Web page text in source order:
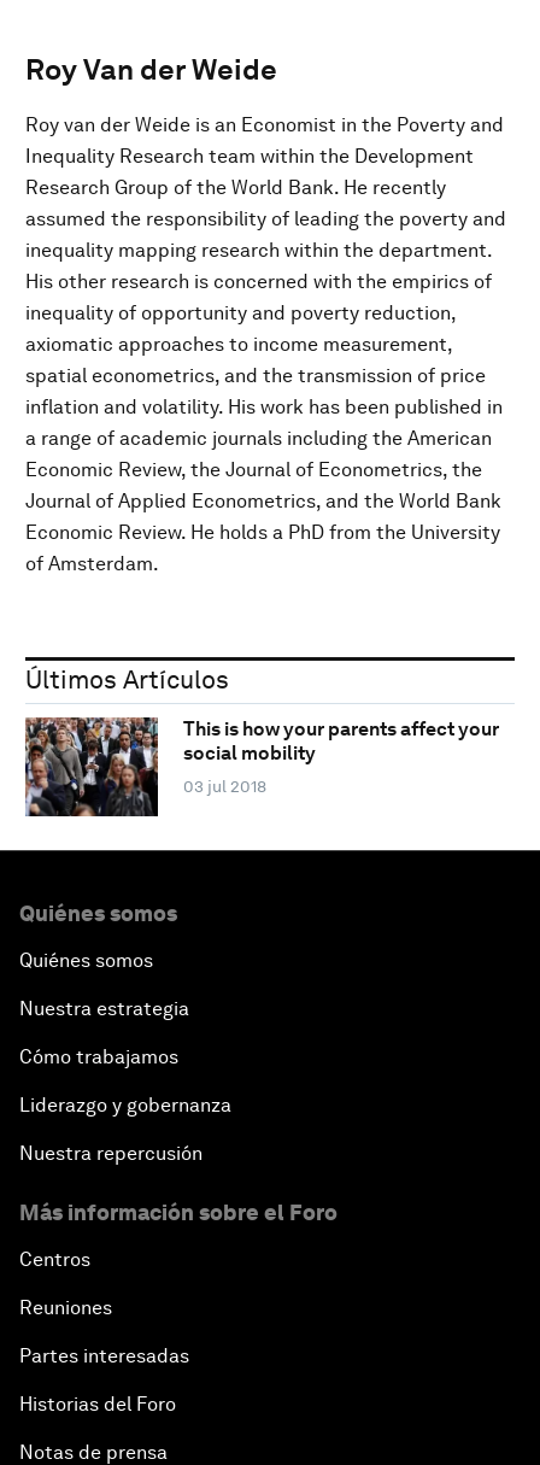
Roy Van der Weide
Roy van der Weide is an Economist in the Poverty and
Inequality Research team within the Development
Research Group of the World Bank. He recently
assumed the responsibility of leading the poverty and
inequality mapping research within the department.
His other research is concerned with the empirics of
inequality of opportunity and poverty reduction,
axiomatic approaches to income measurement,
spatial econometrics, and the transmission of price
inflation and volatility. His work has been published in
a range of academic journals including the American
Economic Review, the Journal of Econometrics, the
Journal of Applied Econometrics, and the World Bank
Economic Review. He holds a PhD from the University
of Amsterdam.
Últimos Artículos
This is how your parents affect your
social mobility
03 jul 2018
Quiénes somos
Quiénes somos
Nuestra estrategia
Cómo trabajamos
Liderazgo y gobernanza
Nuestra repercusión
Más información sobre el Foro
Centros
Reuniones
Partes interesadas
Historias del Foro
Notas de prensa